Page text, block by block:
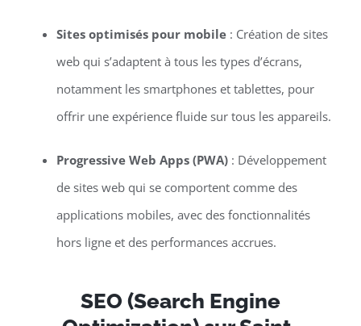
Sites optimisés pour mobile: Création de sites
web qui s’adaptent à tous les types d’écrans,
notamment les smartphones et tablettes, pour
offrir une expérience fluide sur tous les appareils.
Progressive Web Apps (PWA): Développement
de sites web qui se comportent comme des
applications mobiles, avec des fonctionnalités
hors ligne et des performances accrues.
SEO (Search Engine